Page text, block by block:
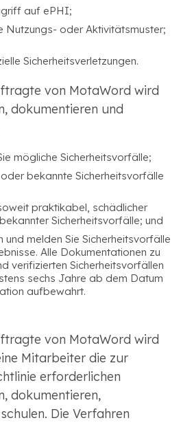
auf ePHI;
Nutzungs- oder Aktivitätsmuster;
Sicherheitsverletzungen.
von MotaWord wird
dokumentieren und
mögliche Sicherheitsvorfälle;
bekannte Sicherheitsvorfälle
praktikabel, schädlicher
Sicherheitsvorfälle; und
und melden Sie Sicherheitsvorfälle
Alle Dokumentationen zu
verifizierten Sicherheitsvorfällen
sechs Jahre ab dem Datum
aufbewahrt.
von MotaWord wird
Mitarbeiter die zur
erforderlichen
dokumentieren,
Die Verfahren